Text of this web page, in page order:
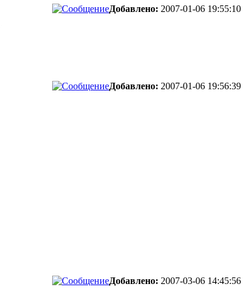
Добавлено: 2007-01-06 19:55:10
Добавлено: 2007-01-06 19:56:39
Добавлено: 2007-03-06 14:45:56